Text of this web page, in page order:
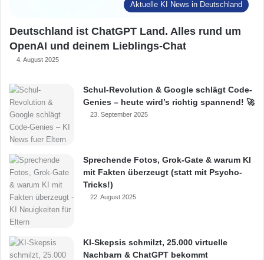
Aktuelle KI News in Deutschland
Deutschland ist ChatGPT Land. Alles rund um
OpenAI und deinem Lieblings-Chat
4. August 2025
Schul-Revolution & Google schlägt Code-
Genies – heute wird’s richtig spannend! 🚀
23. September 2025
Sprechende Fotos, Grok-Gate & warum KI
mit Fakten überzeugt (statt mit Psycho-
Tricks!)
22. August 2025
KI-Skepsis schmilzt, 25.000 virtuelle
Nachbarn & ChatGPT bekommt